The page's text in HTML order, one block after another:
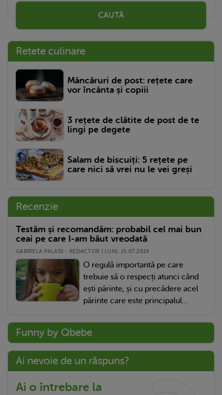
CAUTĂ
Rețete culinare
Mâncăruri de post: rețete care
vor încânta și copiii
3 rețete de clătite de post de te
lingi pe degete
Salam de biscuiți: 5 rețete pe
care nici să vrei nu le vei greși
Recenzie
Testăm și recomandăm: probabil cel mai bun
ceai pe care l-am băut vreodată
GABRIELA PALADI - REDACTOR | LUNI, 15.07.2019
O regulă importantă pe care
trebuie să o respecți atunci când
ești părinte, și cu precădere acel
părinte care este principalul...
Funny by Qbebe
Ai nevoie de un răspuns?
Ai o întrebare la